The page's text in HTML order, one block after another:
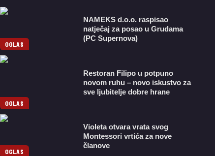
OGLAS
NAMEKS d.o.o. raspisao
natječaj za posao u Grudama
(PC Supernova)
OGLAS
Restoran Filipo u potpuno
novom ruhu – novo iskustvo za
sve ljubitelje dobre hrane
OGLAS
Violeta otvara vrata svog
Montessori vrtića za nove
članove